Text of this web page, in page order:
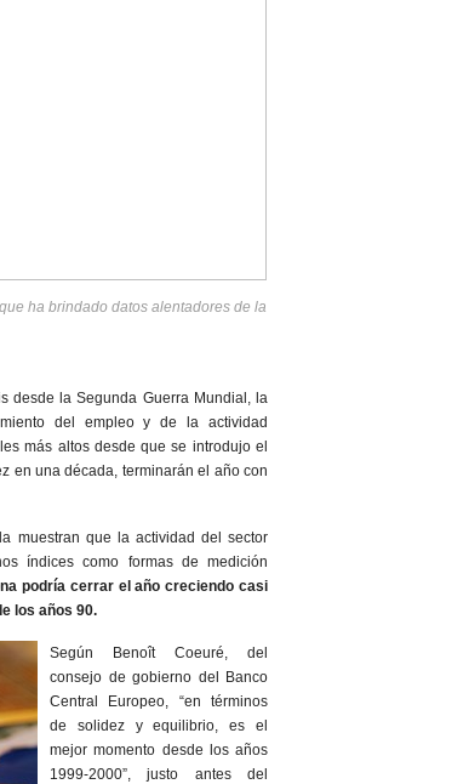
ha brindado datos alentadores de la
desde la Segunda Guerra Mundial, la
del empleo y de la actividad
más altos desde que se introdujo el
en una década, terminarán el año con
muestran que la actividad del sector
índices como formas de medición
podría cerrar el año creciendo casi
los años 90.
Según Benoît Coeuré, del
consejo de gobierno del Banco
Central Europeo, “en términos
de solidez y equilibrio, es el
mejor momento desde los años
1999-2000”, justo antes del